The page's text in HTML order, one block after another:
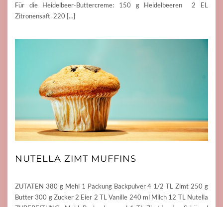
Für die Heidelbeer-Buttercreme: 150 g Heidelbeeren 2 EL
Zitronensaft 220 […]
NUTELLA ZIMT MUFFINS
ZUTATEN 380 g Mehl 1 Packung Backpulver 4 1/2 TL Zimt 250 g
Butter 300 g Zucker 2 Eier 2 TL Vanille 240 ml Milch 12 TL Nutella